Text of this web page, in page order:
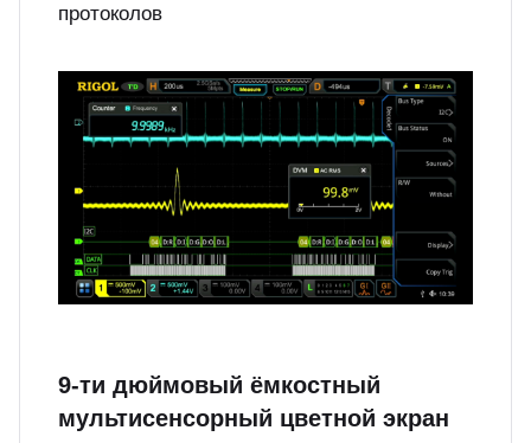
протоколов
9-ти дюймовый ёмкостный
мультисенсорный цветной экран